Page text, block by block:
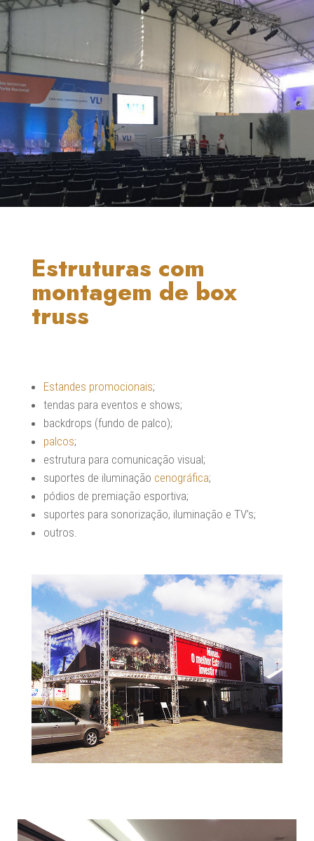
Estruturas com
montagem de box
truss
Estandes promocionais;
tendas para eventos e shows;
backdrops (fundo de palco);
palcos;
estrutura para comunicação visual;
suportes de iluminação cenográfica;
pódios de premiação esportiva;
suportes para sonorização, iluminação e TV’s;
outros.